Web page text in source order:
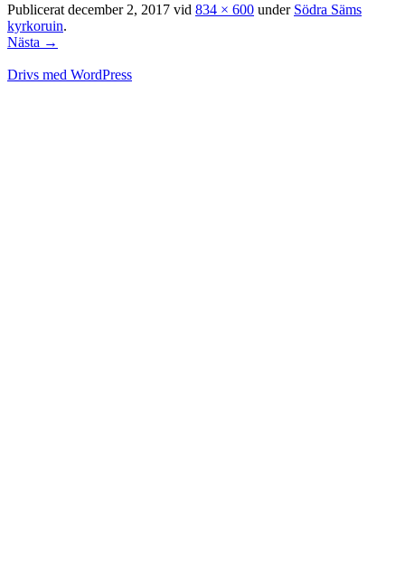
Publicerat december 2, 2017 vid 834 × 600 under Södra Säms
kyrkoruin.
Nästa →
Drivs med WordPress